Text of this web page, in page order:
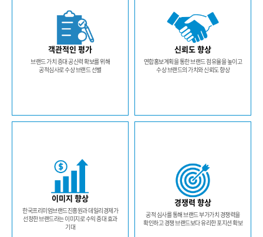
객관적인 평가
브랜드 가치 증대 공신력 확보를 위해
공적심사로 수상 브랜드 선별
신뢰도 향상
연합홍보계획을 통한 브랜드 점유율을 높이고
수상 브랜드의 가치와 신뢰도 향상
이미지 향상
한국프리미엄브랜드진흥원과 데일리경제가
선정한 브랜드라는 이미지로 수익 증대 효과
기대
경쟁력 향상
공적 심사를 통해 브랜드 부가가치 경쟁력을
확인하고 경쟁 브랜드보다 유리한 포지션 확보